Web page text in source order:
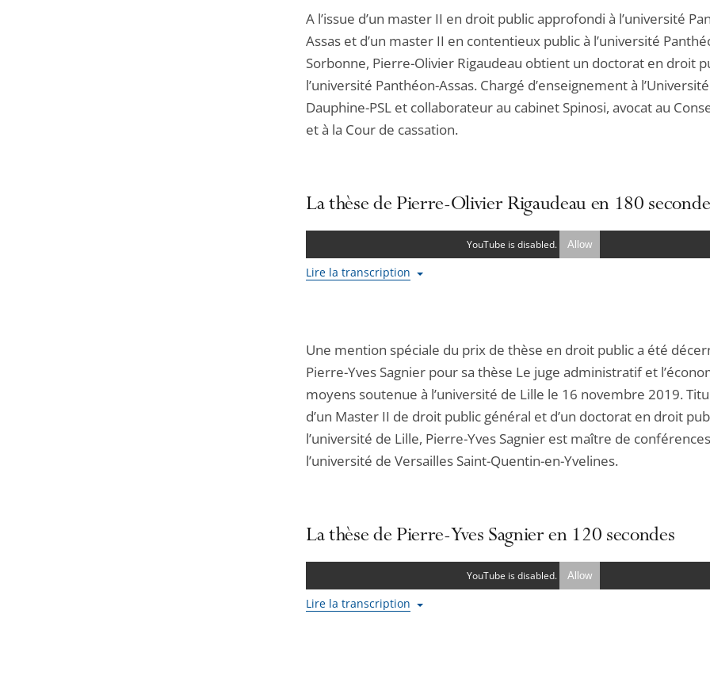
A l’issue d’un master II en droit public approfondi à l’université
Assas et d’un master II en contentieux public à l’université
Sorbonne, Pierre-Olivier Rigaudeau obtient un doctorat en droit
l’université Panthéon-Assas. Chargé d’enseignement à
Dauphine-PSL et collaborateur au cabinet Spinosi, avocat au
et à la Cour de cassation.
La thèse de Pierre-Olivier Rigaudeau en 180
YouTube is disabled. Allow
Lire la transcription
Une mention spéciale du prix de thèse en droit public a été
Pierre-Yves Sagnier pour sa thèse Le juge administratif et
moyens soutenue à l’université de Lille le 16 novembre 2019.
d’un Master II de droit public général et d’un doctorat en droit
l’université de Lille, Pierre-Yves Sagnier est maître de
l’université de Versailles Saint-Quentin-en-Yvelines.
La thèse de Pierre-Yves Sagnier en 120 secondes
YouTube is disabled. Allow
Lire la transcription